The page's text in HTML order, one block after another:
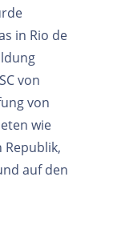
in Rio de
von
von
wie
auf den